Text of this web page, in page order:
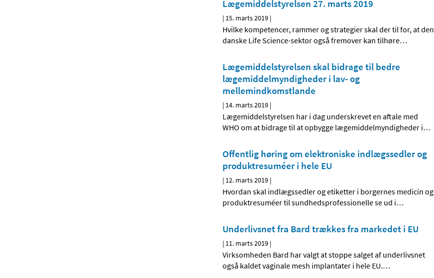
Lægemiddelstyrelsen 27. marts 2019
| 15. marts 2019 |
Hvilke kompetencer, rammer og strategier skal der til for, at den
danske Life Science-sektor også fremover kan tilhøre…
Lægemiddelstyrelsen skal bidrage til bedre
lægemiddelmyndigheder i lav- og
mellemindkomstlande
| 14. marts 2019 |
Lægemiddelstyrelsen har i dag underskrevet en aftale med
WHO om at bidrage til at opbygge lægemiddelmyndigheder i…
Offentlig høring om elektroniske indlægssedler og
produktresuméer i hele EU
| 12. marts 2019 |
Hvordan skal indlægssedler og etiketter i borgernes medicin og
produktresuméer til sundhedsprofessionelle se ud i…
Underlivsnet fra Bard trækkes fra markedet i EU
| 11. marts 2019 |
Virksomheden Bard har valgt at stoppe salget af underlivsnet
også kaldet vaginale mesh implantater i hele EU.…